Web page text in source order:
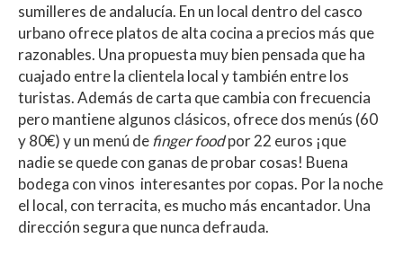
sumilleres de andalucía. En un local dentro del casco
urbano ofrece platos de alta cocina a precios más que
razonables. Una propuesta muy bien pensada que ha
cuajado entre la clientela local y también entre los
turistas. Además de carta que cambia con frecuencia
pero mantiene algunos clásicos, ofrece dos menús (60
y 80€) y un menú de finger foodpor 22 euros ¡que
nadie se quede con ganas de probar cosas! Buena
bodega con vinos interesantes por copas. Por la noche
el local, con terracita, es mucho más encantador. Una
dirección segura que nunca defrauda.